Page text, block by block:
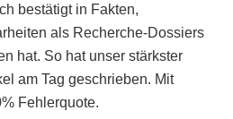
bestätigt in Fakten,
als Recherche-Dossiers
hat. So hat unser stärkster
am Tag geschrieben. Mit
Fehlerquote.